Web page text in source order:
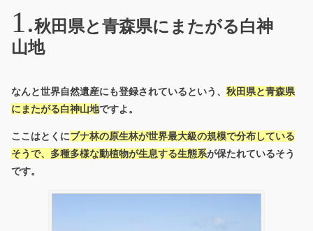
秋田県と青森県にまたがる白神
山地
なんと世界自然遺産にも登録されているという、 秋田県と青森県
にまたがる白神山地ですよ。
ここはとくにブナ林の原生林が世界最大級の規模で分布している
そうで、多種多様な動植物が生息する生態系が保たれているそう
です。